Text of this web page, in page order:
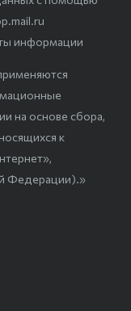
информации
на основе сбора,
к
Федерации).»